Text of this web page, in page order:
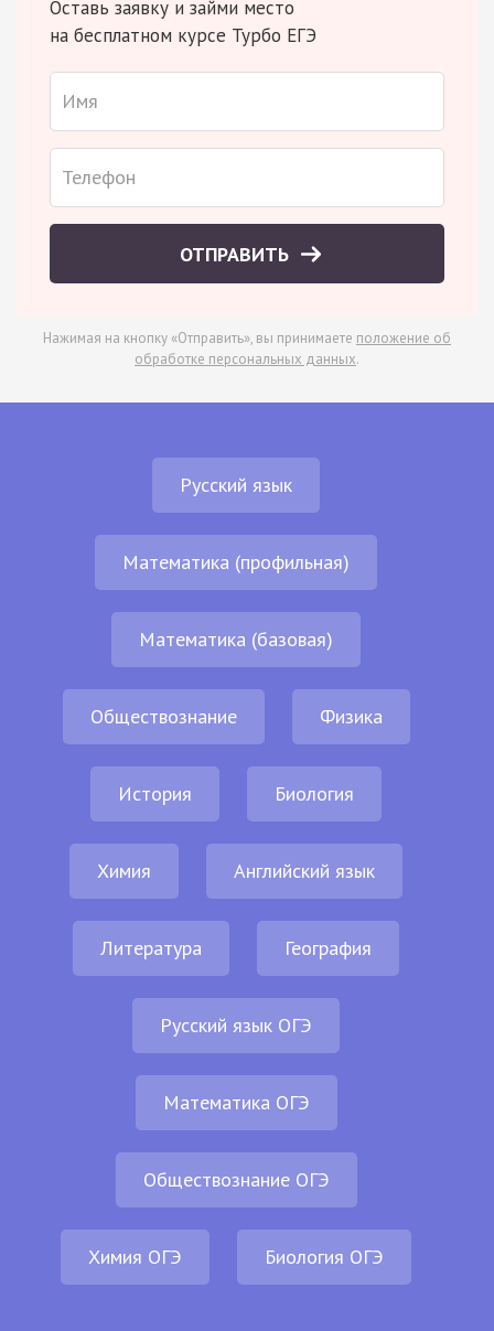
Оставь заявку и займи место
на бесплатном курсе Турбо ЕГЭ
ОТПРАВИТЬ
Нажимая на кнопку «Отправить», вы принимаете положение об
обработке персональных данных.
Русский язык
Математика (профильная)
Математика (базовая)
Обществознание Физика
История Биология
Химия Английский язык
Литература География
Русский язык ОГЭ
Математика ОГЭ
Обществознание ОГЭ
Химия ОГЭ Биология ОГЭ